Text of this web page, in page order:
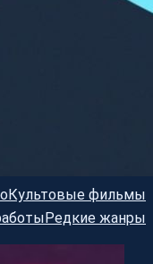
Культовые фильмы
Редкие жанры